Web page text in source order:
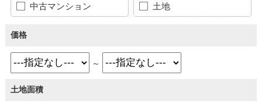
中古マンション 土地
価格
～
土地面積